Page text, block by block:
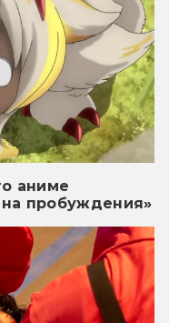
аниме
пробуждения»